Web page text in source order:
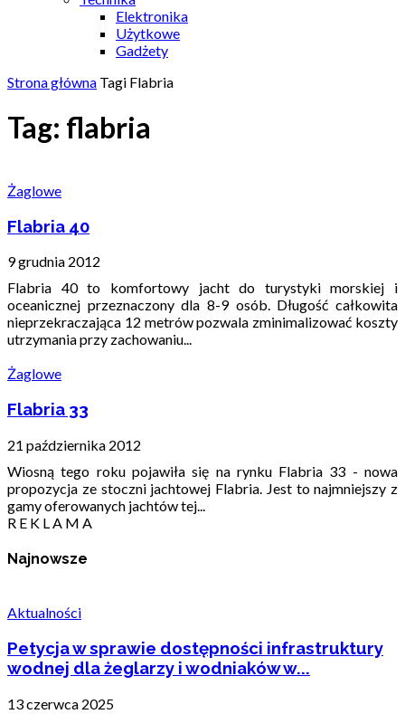
Elektronika
Użytkowe
Gadżety
Strona główna Tagi Flabria
Tag: flabria
Żaglowe
Flabria 40
9 grudnia 2012
Flabria 40 to komfortowy jacht do turystyki morskiej i
oceanicznej przeznaczony dla 8-9 osób. Długość całkowita
nieprzekraczająca 12 metrów pozwala zminimalizować koszty
utrzymania przy zachowaniu...
Żaglowe
Flabria 33
21 października 2012
Wiosną tego roku pojawiła się na rynku Flabria 33 - nowa
propozycja ze stoczni jachtowej Flabria. Jest to najmniejszy z
gamy oferowanych jachtów tej...
R E K L A M A
Najnowsze
Aktualności
Petycja w sprawie dostępności infrastruktury
wodnej dla żeglarzy i wodniaków w...
13 czerwca 2025